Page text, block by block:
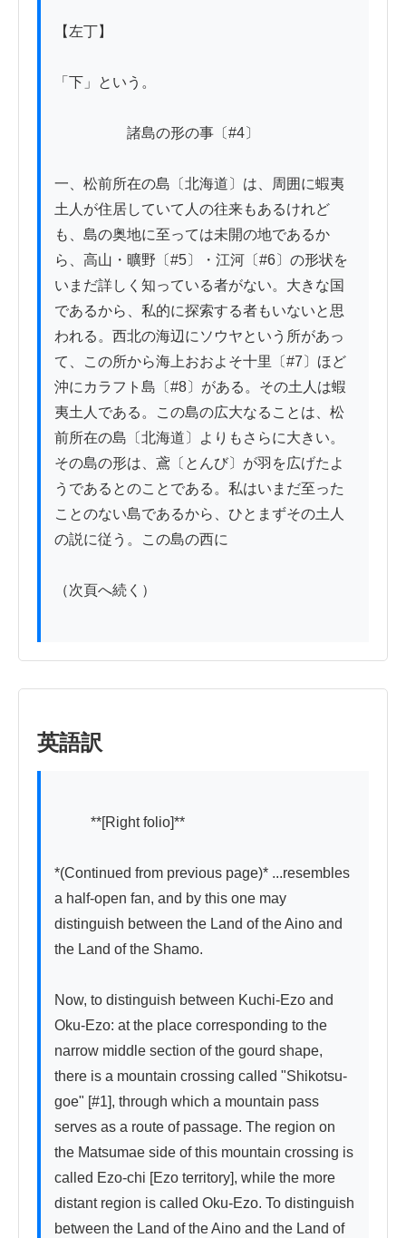
【左丁】
「下」という。
諸島の形の事〔#4〕
一、松前所在の島〔北海道〕は、周囲に蝦夷
土人が住居していて人の往来もあるけれど
も、島の奥地に至っては未開の地であるか
ら、高山・曠野〔#5〕・江河〔#6〕の形状を
いまだ詳しく知っている者がない。大きな国
であるから、私的に探索する者もいないと思
われる。西北の海辺にソウヤという所があっ
て、この所から海上おおよそ十里〔#7〕ほど
沖にカラフト島〔#8〕がある。その土人は蝦
夷土人である。この島の広大なることは、松
前所在の島〔北海道〕よりもさらに大きい。
その島の形は、鳶〔とんび〕が羽を広げたよ
うであるとのことである。私はいまだ至った
ことのない島であるから、ひとまずその土人
の説に従う。この島の西に
（次頁へ続く）
英語訳
*(Continued from previous page)* ...resembles
a half-open fan, and by this one may
distinguish between the Land of the Aino and
the Land of the Shamo.
Now, to distinguish between Kuchi-Ezo and
Oku-Ezo: at the place corresponding to the
narrow middle section of the gourd shape,
there is a mountain crossing called "Shikotsu-
goe" [#1], through which a mountain pass
serves as a route of passage. The region on
the Matsumae side of this mountain crossing is
called Ezo-chi [Ezo territory], while the more
distant region is called Oku-Ezo. To distinguish
between the Land of the Aino and the Land of